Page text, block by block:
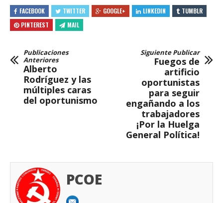
FACEBOOK TWITTER GOOGLE+ LINKEDIN
TUMBLR
PINTEREST
MAIL
Publicaciones
Anteriores
Alberto
Rodríguez y las
múltiples caras
del oportunismo
Siguiente Publicar
Fuegos de
artificio
oportunistas
para seguir
engañando a los
trabajadores
¡Por la Huelga
General Política!
PCOE